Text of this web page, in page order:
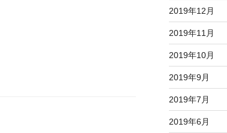
2019年12月
2019年11月
2019年10月
2019年9月
2019年7月
2019年6月